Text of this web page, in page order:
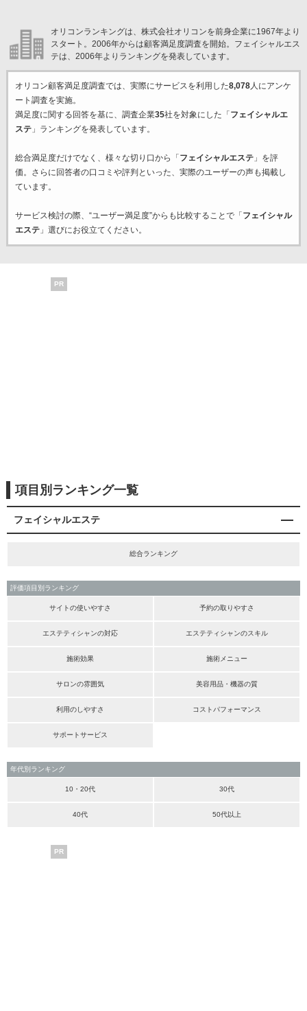
オリコンランキングは、株式会社オリコンを前身企業に1967年より
スタート。2006年からは顧客満足度調査を開始。フェイシャルエス
テは、2006年よりランキングを発表しています。
オリコン顧客満足度調査では、実際にサービスを利用した8,078人にアンケ
ート調査を実施。
満足度に関する回答を基に、調査企業35社を対象にした「 フェイシャルエ
ステ」ランキングを発表しています。
総合満足度だけでなく、様々な切り口から「 フェイシャルエステ」を評
価。さらに回答者の口コミや評判といった、実際のユーザーの声も掲載し
ています。
サービス検討の際、“ユーザー満足度”からも比較することで「 フェイシャル
エステ」選びにお役立てください。
PR
項目別ランキング一覧
フェイシャルエステ
総合ランキング
評価項目別ランキング
サイトの使いやすさ 予約の取りやすさ
エステティシャンの対応 エステティシャンのスキル
施術効果 施術メニュー
サロンの雰囲気 美容用品・機器の質
利用のしやすさ コストパフォーマンス
サポートサービス
年代別ランキング
10・20代 30代
40代 50代以上
PR